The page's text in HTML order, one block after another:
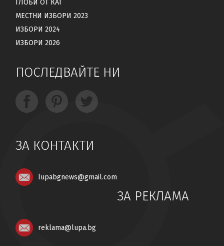
ГЛОБИ ОТ КАТ
МЕСТНИ ИЗБОРИ 2023
ИЗБОРИ 2024
ИЗБОРИ 2026
ПОСЛЕДВАЙТЕ НИ
ЗА КОНТАКТИ
lupabgnews@gmail.com
ЗА РЕКЛАМА
reklama@lupa.bg